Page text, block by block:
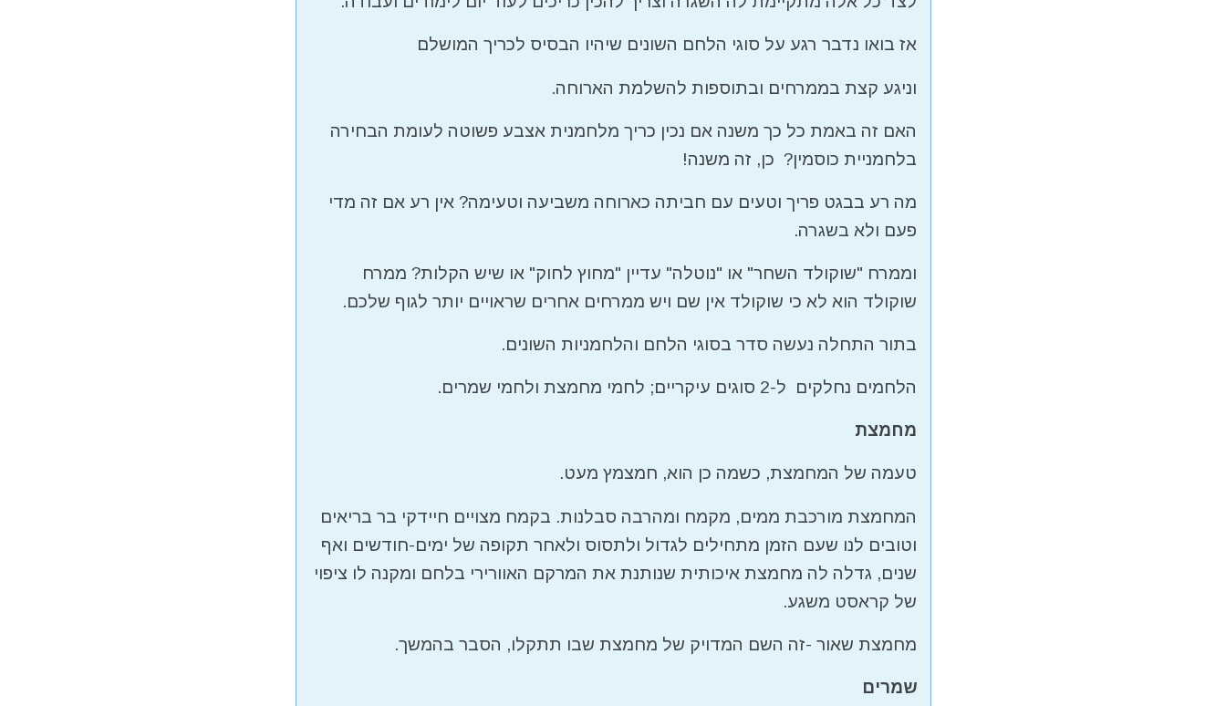
אז בואו נדבר רגע על סוגי הלחם השונים שיהיו הבסיס לכריך המושלם
וניגע קצת בממרחים ובתוספות להשלמת הארוחה.
האם זה באמת כל כך משנה אם נכין כריך מלחמנית אצבע פשוטה לעומת הבחירה
בלחמניית כוסמין? כן, זה משנה!
מה רע בבגט פריך וטעים עם חביתה כארוחה משביעה וטעימה? אין רע אם זה מדי
פעם ולא בשגרה.
וממרח "שוקולד השחר" או "נוטלה" עדיין "מחוץ לחוק" או שיש הקלות? ממרח
שוקולד הוא לא כי שוקולד אין שם ויש ממרחים אחרים שראויים יותר לגוף שלכם.
בתור התחלה נעשה סדר בסוגי הלחם והלחמניות השונים.
הלחמים נחלקים ל-2 סוגים עיקריים; לחמי מחמצת ולחמי שמרים.
מחמצת
טעמה של המחמצת, כשמה כן הוא, חמצמץ מעט.
המחמצת מורכבת ממים, מקמח ומהרבה סבלנות. בקמח מצויים חיידקי בר בריאים
וטובים לנו שעם הזמן מתחילים לגדול ולתסוס ולאחר תקופה של ימים-חודשים ואף
שנים, גדלה לה מחמצת איכותית שנותנת את המרקם האוורירי בלחם ומקנה לו ציפוי
של קראסט משגע.
מחמצת שאור -זה השם המדויק של מחמצת שבו תתקלו, הסבר בהמשך.
שמרים